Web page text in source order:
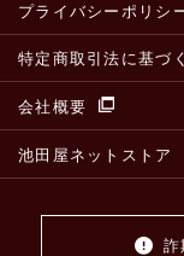
プライバシーポリシ
特定商取引法に基づ
会社概要
池田屋ネットストア
詐